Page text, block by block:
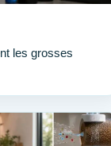
les grosses